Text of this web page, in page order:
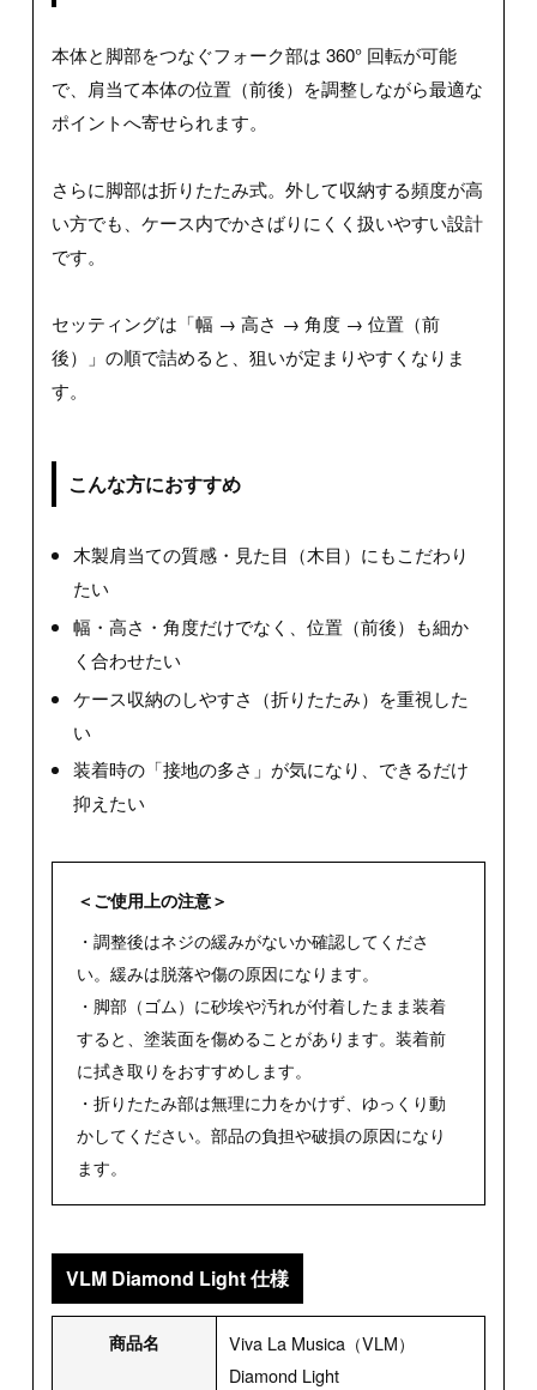
本体と脚部をつなぐフォーク部は 360° 回転が可能
で、肩当て本体の位置（前後）を調整しながら最適な
ポイントへ寄せられます。
さらに脚部は折りたたみ式。外して収納する頻度が高
い方でも、ケース内でかさばりにくく扱いやすい設計
です。
セッティングは「幅 → 高さ → 角度 → 位置（前
後）」の順で詰めると、狙いが定まりやすくなりま
す。
こんな方におすすめ
木製肩当ての質感・見た目（木目）にもこだわり
たい
幅・高さ・角度だけでなく、位置（前後）も細か
く合わせたい
ケース収納のしやすさ（折りたたみ）を重視した
い
装着時の「接地の多さ」が気になり、できるだけ
抑えたい
＜ご使用上の注意＞
・調整後はネジの緩みがないか確認してくださ
い。緩みは脱落や傷の原因になります。
・脚部（ゴム）に砂埃や汚れが付着したまま装着
すると、塗装面を傷めることがあります。装着前
に拭き取りをおすすめします。
・折りたたみ部は無理に力をかけず、ゆっくり動
かしてください。部品の負担や破損の原因になり
ます。
VLM Diamond Light 仕様
商品名
Viva La Musica（VLM）
Diamond Light